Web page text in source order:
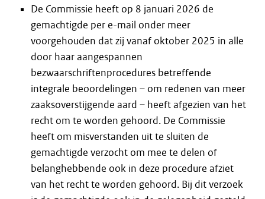
De Commissie heeft op 8 januari 2026 de
gemachtigde per e-mail onder meer
voorgehouden dat zij vanaf oktober 2025 in alle
door haar aangespannen
bezwaarschriftenprocedures betreffende
integrale beoordelingen – om redenen van meer
zaaksoverstijgende aard – heeft afgezien van het
recht om te worden gehoord. De Commissie
heeft om misverstanden uit te sluiten de
gemachtigde verzocht om mee te delen of
belanghebbende ook in deze procedure afziet
van het recht te worden gehoord. Bij dit verzoek